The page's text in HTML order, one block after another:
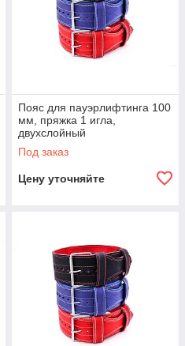
Пояс для пауэрлифтинга 100
мм, пряжка 1 игла,
двухслойный
Под заказ
Цену уточняйте